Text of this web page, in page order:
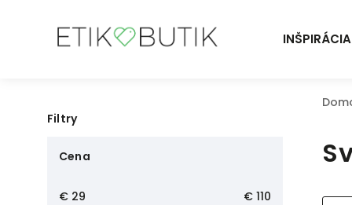
INŠPIRÁCIA
Filtry
Cena
€ 29 € 110